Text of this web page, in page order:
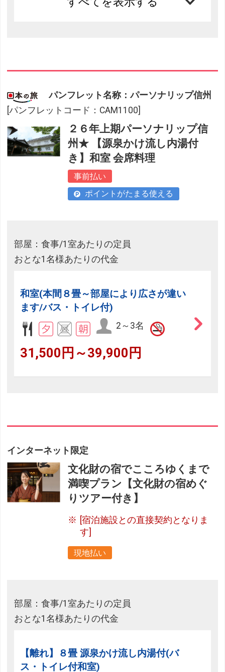
パンフレット名称：パーソナリップ信州
[パンフレットコード：CAM1100]
２６年上期パーソナリップ信
州★ 【源泉かけ流し内湯付
き】和室 会席料理
事前払い
ポイントがたまる使える
部屋：食事/1室あたりの定員
おとな1名様あたりの代金
和室(本間８畳～部屋により広さが違い
ます/バス・トイレ付)
2～3名
31,500円～39,900円
インターネット限定
文化財の宿でこころゆくまで
満喫プラン【文化財の宿めぐ
りツアー付き】
[宿泊施設との直接契約となりま
す]
現地払い
部屋：食事/1室あたりの定員
おとな1名様あたりの代金
【離れ】８畳 源泉かけ流し内湯付(バ
ス・トイレ付和室)